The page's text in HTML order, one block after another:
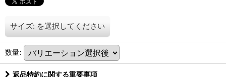
サイズ: を選択してください
数量:
返品特約に関する重要事項